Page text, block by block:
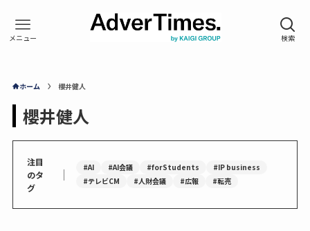
ホーム 櫻井健人
櫻井健人
注目
のタ
グ
｜ #AI #AI会議 #forStudents
#IP business
#テレビCM
#人財会議 #広報 #転売